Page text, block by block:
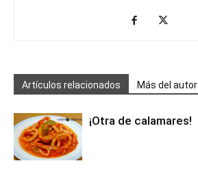
Artículos relacionados Más del autor
¡Otra de calamares!